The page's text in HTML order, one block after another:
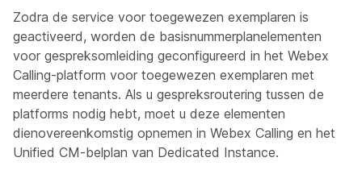
Zodra de service voor toegewezen exemplaren is
geactiveerd, worden de basisnummerplanelementen
voor gespreksomleiding geconfigureerd in het Webex
Calling-platform voor toegewezen exemplaren met
meerdere tenants. Als u gespreksroutering tussen de
platforms nodig hebt, moet u deze elementen
dienovereenkomstig opnemen in Webex Calling en het
Unified CM-belplan van Dedicated Instance.